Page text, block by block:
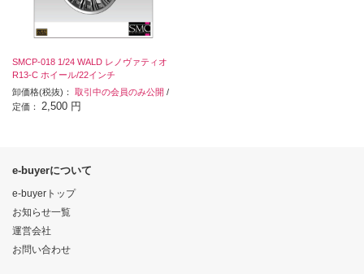
SMCP-018 1/24 WALD レノヴァティオ
R13-C ホイール/22インチ
卸価格(税抜)： 取引中の会員のみ公開 /
定価： 2,500 円
e-buyerについて
e-buyerトップ
お知らせ一覧
運営会社
お問い合わせ